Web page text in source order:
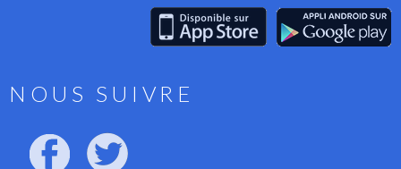
NOUS SUIVRE